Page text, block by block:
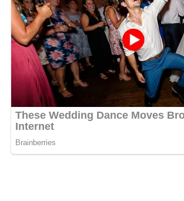
MOTS-CLÉS : UNE